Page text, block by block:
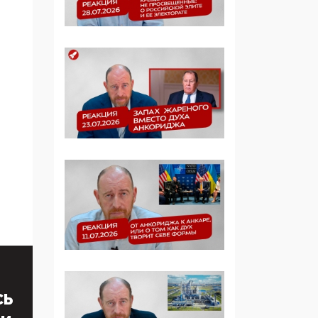
Манифест против
ценностей: «Новые
люди» поднимают
электорат феминисток
на битву с
мужчинами-«бабуинам
05:08, 15 Мая 2026
Эзотерика,
инфоцыганство и
лженаука под ширмой
защиты традиционных
ценностей: кто и с чем
выступал на форуме
будущего»